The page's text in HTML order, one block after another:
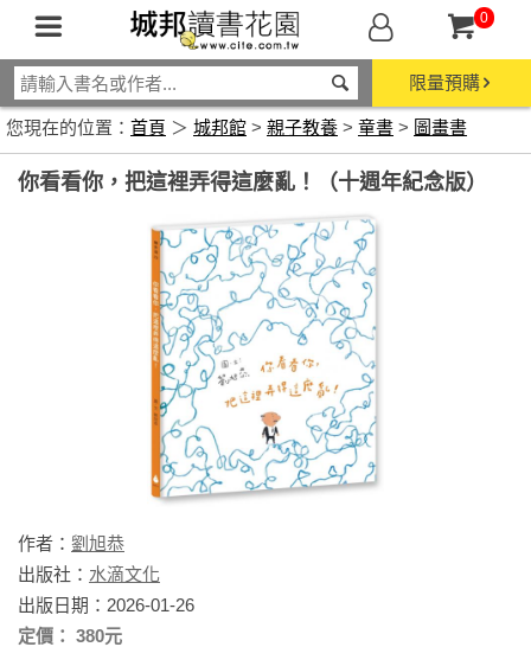
0
限量預購
您現在的位置： 首頁 ＞ 城邦館 > 親子教養 > 童書 > 圖畫書
你看看你，把這裡弄得這麼亂！（十週年紀念版）
作者： 劉旭恭
出版社： 水滴文化
出版日期：2026-01-26
定價： 380元